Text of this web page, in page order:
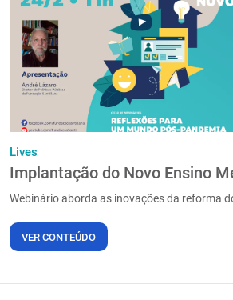
Lives
Implantação do Novo Ensino
Webinário aborda as inovações da reforma
VER CONTEÚDO